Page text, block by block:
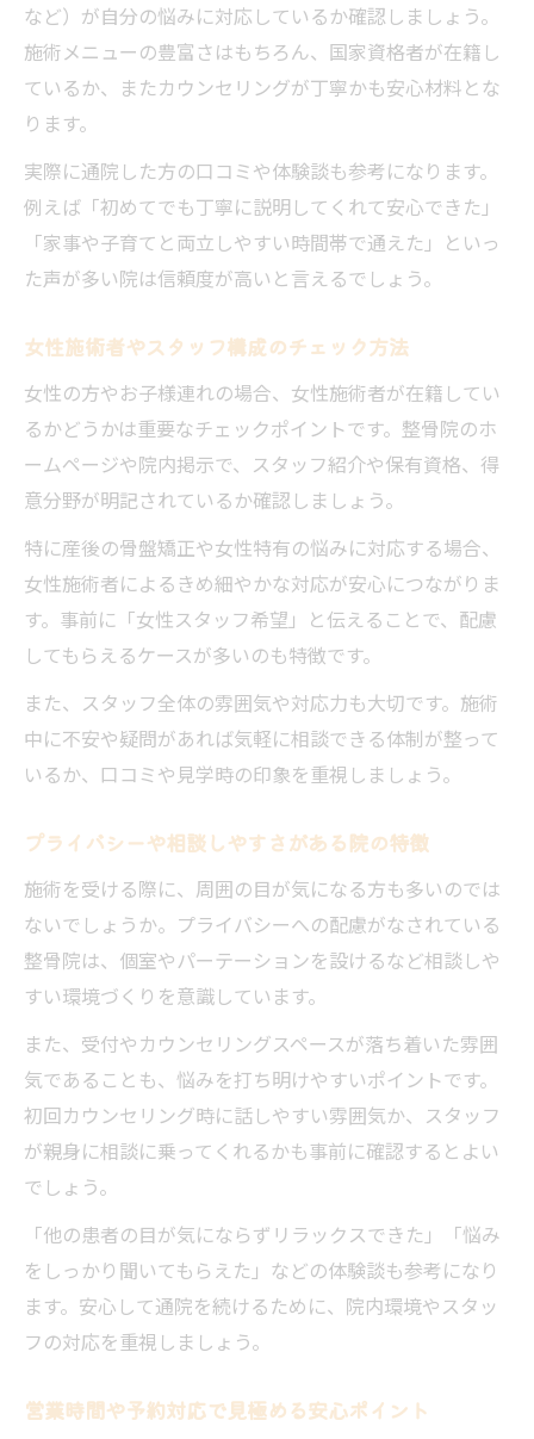
など）が自分の悩みに対応しているか確認しましょう。
施術メニューの豊富さはもちろん、国家資格者が在籍し
ているか、またカウンセリングが丁寧かも安心材料とな
ります。
実際に通院した方の口コミや体験談も参考になります。
例えば「初めてでも丁寧に説明してくれて安心できた」
「家事や子育てと両立しやすい時間帯で通えた」といっ
た声が多い院は信頼度が高いと言えるでしょう。
女性施術者やスタッフ構成のチェック方法
女性の方やお子様連れの場合、女性施術者が在籍してい
るかどうかは重要なチェックポイントです。整骨院のホ
ームページや院内掲示で、スタッフ紹介や保有資格、得
意分野が明記されているか確認しましょう。
特に産後の骨盤矯正や女性特有の悩みに対応する場合、
女性施術者によるきめ細やかな対応が安心につながりま
す。事前に「女性スタッフ希望」と伝えることで、配慮
してもらえるケースが多いのも特徴です。
また、スタッフ全体の雰囲気や対応力も大切です。施術
中に不安や疑問があれば気軽に相談できる体制が整って
いるか、口コミや見学時の印象を重視しましょう。
プライバシーや相談しやすさがある院の特徴
施術を受ける際に、周囲の目が気になる方も多いのでは
ないでしょうか。プライバシーへの配慮がなされている
整骨院は、個室やパーテーションを設けるなど相談しや
すい環境づくりを意識しています。
また、受付やカウンセリングスペースが落ち着いた雰囲
気であることも、悩みを打ち明けやすいポイントです。
初回カウンセリング時に話しやすい雰囲気か、スタッフ
が親身に相談に乗ってくれるかも事前に確認するとよい
でしょう。
「他の患者の目が気にならずリラックスできた」「悩み
をしっかり聞いてもらえた」などの体験談も参考になり
ます。安心して通院を続けるために、院内環境やスタッ
フの対応を重視しましょう。
営業時間や予約対応で見極める安心ポイント